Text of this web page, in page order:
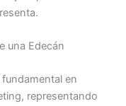
una Edecán
en
representando